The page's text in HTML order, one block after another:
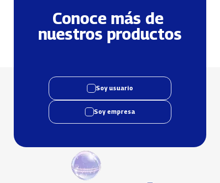
Conoce más de
nuestros productos
Soy usuario
Soy empresa